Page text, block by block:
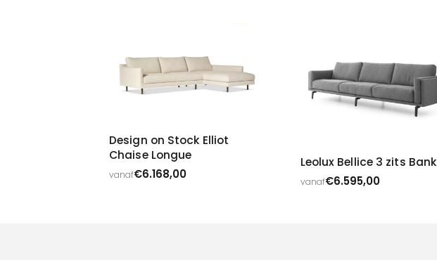
Design on Stock Elliot
Chaise Longue
vanaf€6.168,00
Leolux Bellice 3 zits Bank
vanaf€6.595,00